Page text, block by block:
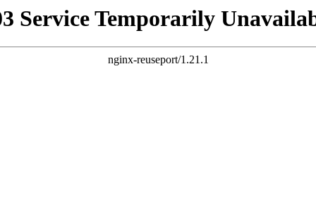
Service Temporarily
nginx-reuseport/1.21.1